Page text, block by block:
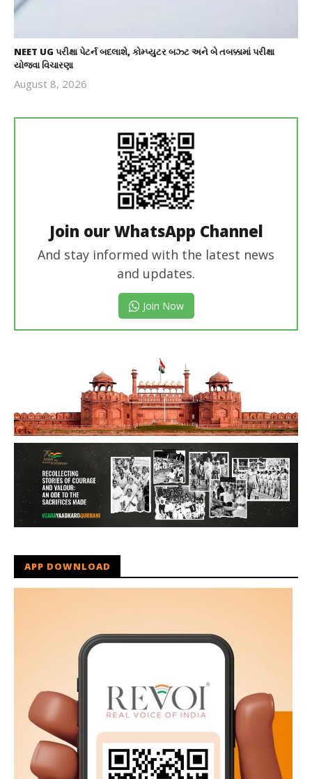
NEET UG પરીક્ષા પેટર્ન બદલાશે, કોમ્પ્યુટર બઝ્ટ અને બે તબક્કામાં પરીક્ષા
યોજવા વિચારણા
August 8, 2026
Join our WhatsApp Channel
And stay informed with the latest news
and updates.
Join Now
APP DOWNLOAD